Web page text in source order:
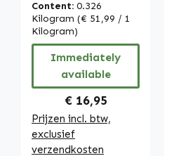
vitamine E -
meer dan 100%
van de dagelijkse
referentie-
inname | Warnke
Vitalstoffe
Content: 0.326
Kilogram (€ 51,99 / 1
Kilogram)
Immediately
available
Regular price:
€ 16,95
Prijzen incl. btw,
exclusief
verzendkosten